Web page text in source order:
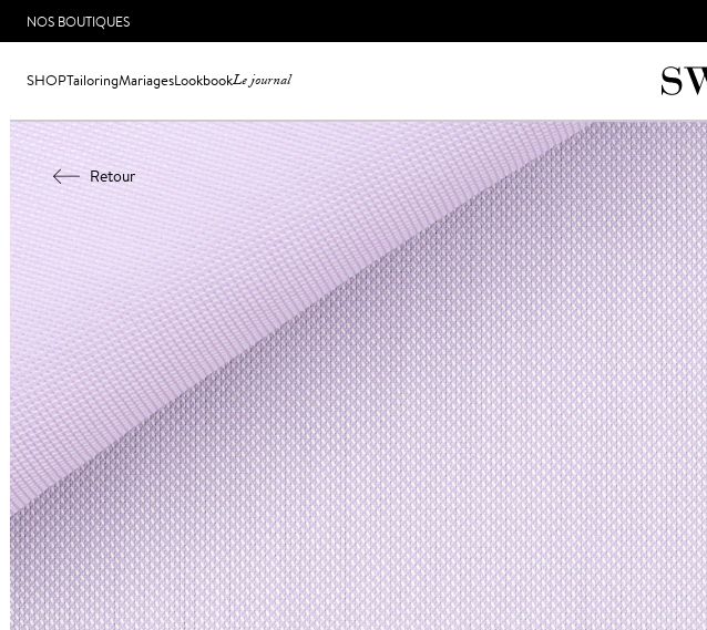
NOS BOUTIQUES
SHOPTailoringMariagesLookbookLe journal
Retour